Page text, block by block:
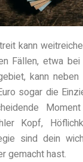
kann
Fällen, etwa
kann
sogar die
Kopf,
sind dein
gemacht hast.